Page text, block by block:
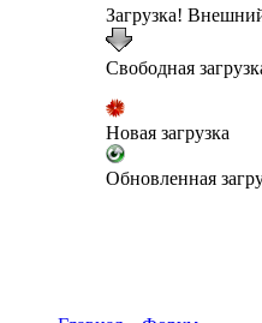
Загрузка!
Свободная
Новая загрузка
Обновленная